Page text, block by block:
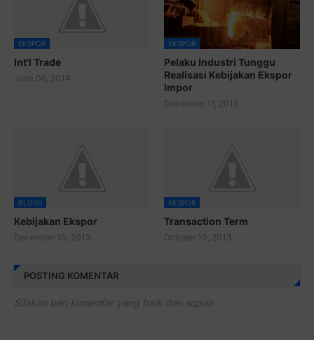
EKSPOR
Int'l Trade
June 06, 2014
EKSPOR
Pelaku Industri Tunggu
Realisasi Kebijakan Ekspor
Impor
December 11, 2013
BLOGS
Kebijakan Ekspor
December 10, 2013
EKSPOR
Transaction Term
October 10, 2013
POSTING KOMENTAR
Silakan beri komentar yang baik dan sopan